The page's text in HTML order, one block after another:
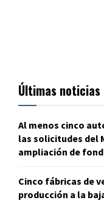
Últimas noticias
Al menos cinco
las solicitudes del
ampliación de
Cinco fábricas de
producción a la